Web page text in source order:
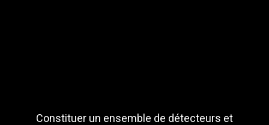
Constituer un ensemble de détecteurs et